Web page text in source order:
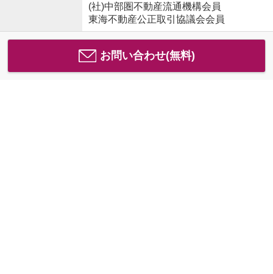
(社)中部圏不動産流通機構会員
東海不動産公正取引協議会会員
お問い合わせ(無料)